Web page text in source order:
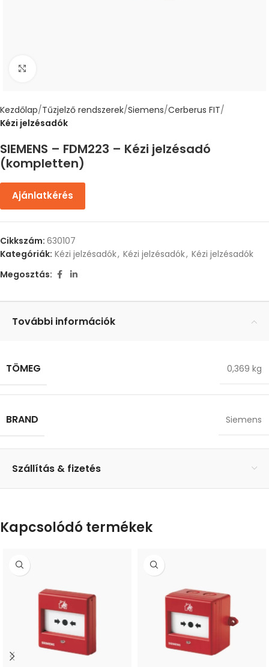
Kezdőlap Tűzjelző rendszerek Siemens Cerberus FIT
Kézi jelzésadók
SIEMENS – FDM223 – Kézi jelzésadó
(kompletten)
Ajánlatkérés
Cikkszám: 630107
Kategóriák: Kézi jelzésadók, Kézi jelzésadók, Kézi jelzésadók
Megosztás:
További információk
TÖMEG 0,369 kg
BRAND Siemens
Szállítás & fizetés
Kapcsolódó termékek